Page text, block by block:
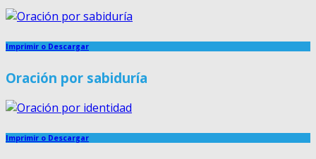
Imprimir o Descargar
Oración por sabiduría
Imprimir o Descargar